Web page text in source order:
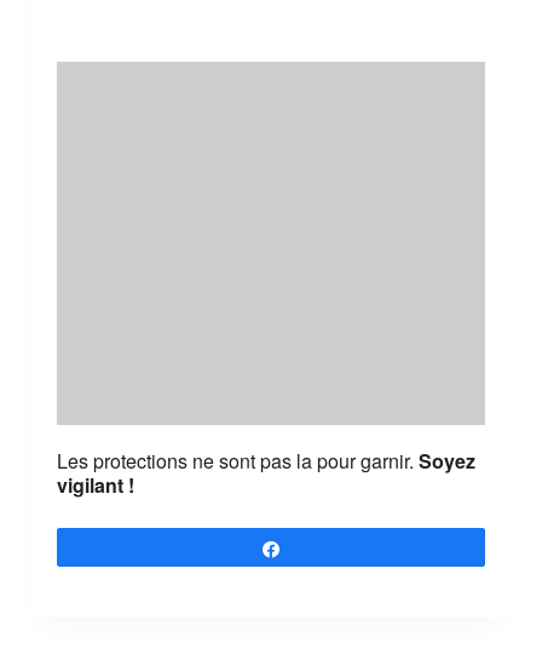
Les protections ne sont pas la pour garnir. Soyez
vigilant !